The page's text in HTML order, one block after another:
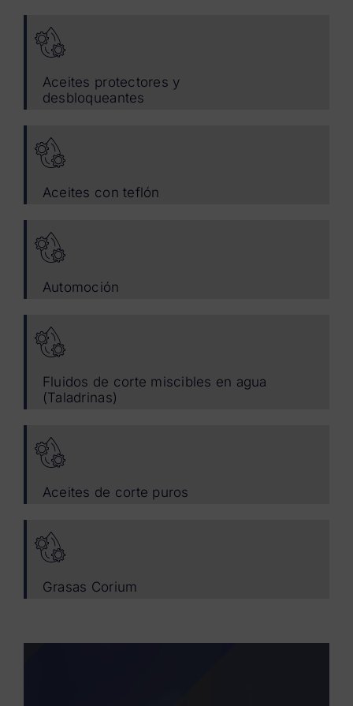
Aceites protectores y
desbloqueantes
Aceites con teflón
Automoción
Fluidos de corte miscibles en agua
(Taladrinas)
Aceites de corte puros
Grasas Corium